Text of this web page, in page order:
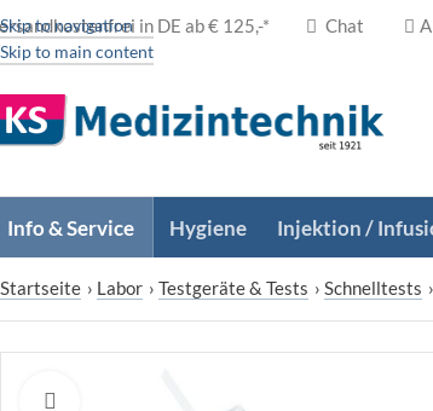
Skip to navigation
Skip to main content
in DE ab € 125,-* Chat
Info & Service Hygiene Injektion /
Startseite › Labor › Testgeräte & Tests › Schnelltests ›